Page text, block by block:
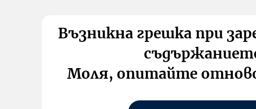
Възникна грешка при
Моля, опитайте